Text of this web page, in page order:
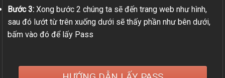
Bước 3: Xong bước 2 chúng ta sẽ đến trang web như hình,
sau đó lướt từ trên xuống dưới sẽ thấy phần như bên dưới,
bấm vào đó để lấy Pass